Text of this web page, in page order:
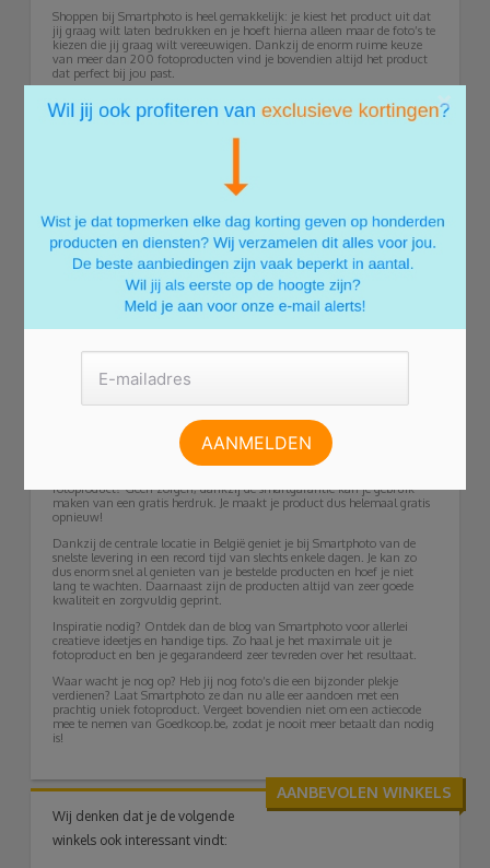
Shoppen bij Smartphoto is heel gemakkelijk: je kiest het product uit dat
jij graag wilt laten bedrukken en je hoeft hierna alleen maar de foto’s te
kiezen die jij graag wilt vereeuwigen. Dankzij de enorm ruime keuze
van meer dan 200 fotoproducten vind je bovendien altijd het product
dat perfect bij jou past.
Tip: de producten van Smartphoto zijn ook zeer leuk om te geven als
persoonlijk cadeautje bij bijvoorbeeld een verjaardag, geboorte,
gegarandeerd succes! Bij Smartphoto vind je fotocadeautjes voor iedere
Nu horen we je al denken: wat kost dat nu? Wel, het bestellen van je
prijzen geniet je hier namelijk als terugkerende klant van hoge
kortingen dankzij de smartbonus. Goede reden om klant te worden,
Met de smartbonus spaar je iedere drie maanden een leuk oplopend
bedrag, wat je kan gebruiken bij een volgende aankoop. Om deze
bonus te ontvangen hoef je je enkel te abonneren op de nieuwsbrief en
website.
Naast deze smartbonus kan je extra korting verdienen in de
voor je op een rijtje hebben gezet op Goedkoop.be. Met een Smartphoto
actiecode ontvang je direct een leuke korting op je bestelling!
Smartphoto biedt je niet alleen voordelige prijzen, maar ook nog eens
fotoproduct? Geen zorgen, dankzij de smartgarantie kan je gebruik
maken van een gratis herdruk. Je maakt je product dus helemaal gratis
opnieuw!
Dankzij de centrale locatie in België geniet je bij Smartphoto van de
snelste levering in een record tijd van slechts enkele dagen. Je kan zo
dus enorm snel al genieten van je bestelde producten en hoef je niet
lang te wachten. Daarnaast zijn de producten altijd van zeer goede
kwaliteit en zorgvuldig geprint.
Inspiratie nodig? Ontdek dan de blog van Smartphoto voor allerlei
creatieve ideetjes en handige tips. Zo haal je het maximale uit je
fotoproduct en ben je gegarandeerd zeer tevreden over het resultaat.
Waar wacht je nog op? Heb jij nog foto’s die een bijzonder plekje
verdienen? Laat Smartphoto ze dan nu alle eer aandoen met een
prachtig uniek fotoproduct. Vergeet bovendien niet om een actiecode
mee te nemen van Goedkoop.be, zodat je nooit meer betaalt dan nodig
is!
AANBEVOLEN WINKELS
Wij denken dat je de volgende
winkels ook interessant vindt:
×